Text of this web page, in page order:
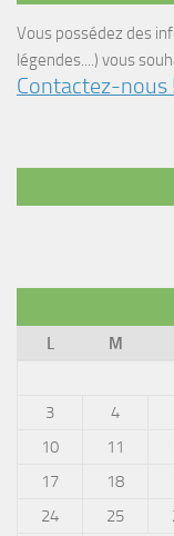
Vous possédez des
légendes....) vous
Contactez-nous !
L
M
3
4
10
11
17
18
24
25